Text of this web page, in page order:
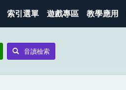
索引選單 遊戲專區 教學應用
音讀檢索